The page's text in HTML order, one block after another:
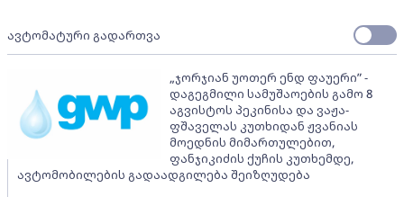
ავტომატური გადართვა
„ჯორჯიან უოთერ ენდ ფაუერი” -
დაგეგმილი სამუშაოების გამო 8
აგვისტოს პეკინისა და ვაჟა-
ფშაველას კუთხიდან ჟვანიას
მოედნის მიმართულებით,
ფანჯიკიძის ქუჩის კუთხემდე,
ავტომობილების გადაადგილება შეიზღუდება